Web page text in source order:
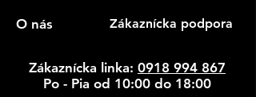
O nás Zákaznícka podpora
Zákaznícka linka: 0918 994 867
Po - Pia od 10:00 do 18:00